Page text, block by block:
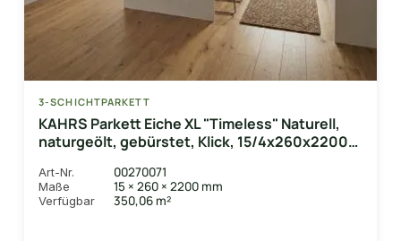
3-SCHICHTPARKETT
KAHRS Parkett Eiche XL "Timeless" Naturell,
naturgeölt, gebürstet, Klick, 15/4x260x2200
Art-Nr. 00270071
Maße 15 × 260 × 2200 mm
Verfügbar 350,06 m²